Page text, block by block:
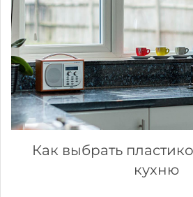
Как выбрать
кухню